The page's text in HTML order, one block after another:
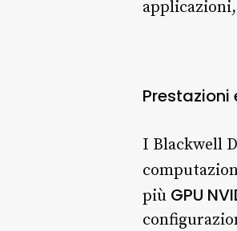
I Blackwell
più GPU